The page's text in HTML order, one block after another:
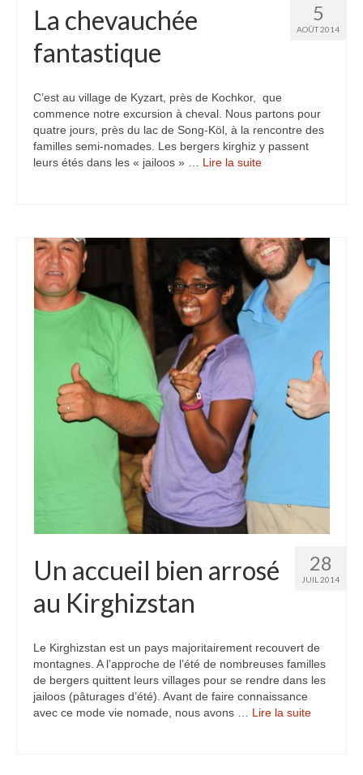
5
AOÛT 2014
La chevauchée
fantastique
C’est au village de Kyzart, près de Kochkor, que
commence notre excursion à cheval. Nous partons pour
quatre jours, près du lac de Song-Köl, à la rencontre des
familles semi-nomades. Les bergers kirghiz y passent
leurs étés dans les « jailoos » … Lire la suite­­
28
JUIL 2014
Un accueil bien arrosé
au Kirghizstan
Le Kirghizstan est un pays majoritairement recouvert de
montagnes. A l’approche de l’été de nombreuses familles
de bergers quittent leurs villages pour se rendre dans les
jailoos (pâturages d’été). Avant de faire connaissance
avec ce mode vie nomade, nous avons … Lire la suite­­